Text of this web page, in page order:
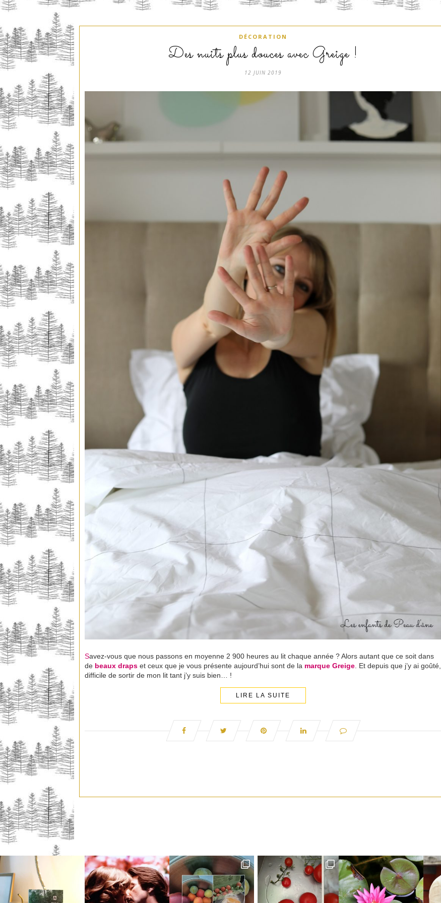
DÉCORATION
Des nuits plus douces avec Greige !
12 JUIN 2019
Savez-vous que nous passons en moyenne 2 900 heures au lit chaque année ? Alors autant que ce soit dans
de beaux draps et ceux que je vous présente aujourd’hui sont de la marque Greige. Et depuis que j’y ai goûté,
difficile de sortir de mon lit tant j’y suis bien… !
LIRE LA SUITE